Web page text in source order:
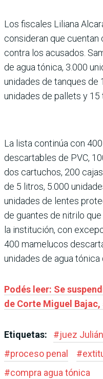
Los fiscales Liliana
consideran que
contra los acusados.
de agua tónica, 3.000
unidades de tanques de
unidades de pallets y
La lista continúa con
descartables de PVC,
dos cartuchos, 200
de 5 litros, 5.000
unidades de lentes
de guantes de nitrilo
la institución, con
400 mamelucos
unidades de agua tónica
Podés leer: Se
de Corte Miguel
Etiquetas: #juez
#proceso penal #
#compra agua tónica